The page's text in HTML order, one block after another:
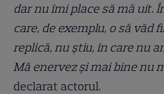
dar nu îmi place să mă uit.
care, de exemplu, o să văd
replică, nu știu, în care nu
Mă enervez și mai bine nu
declarat actorul.